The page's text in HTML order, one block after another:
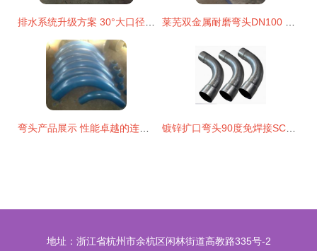
地址：浙江省杭州市余杭区闲林街道高教路335号-2